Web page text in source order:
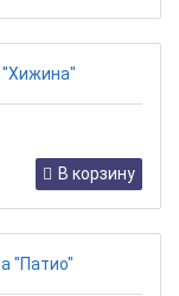
В корзину